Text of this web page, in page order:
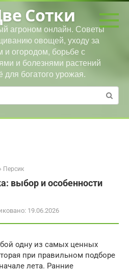
Сотки
агроном онлайн. Советы
овощей, уходу за
и огородом, борьбе с
и болезнями растений
для богатого урожая.
Персик
выбор и особенности
19.06.2026
одну из самых ценных
при правильном подборе
лета. Ранние